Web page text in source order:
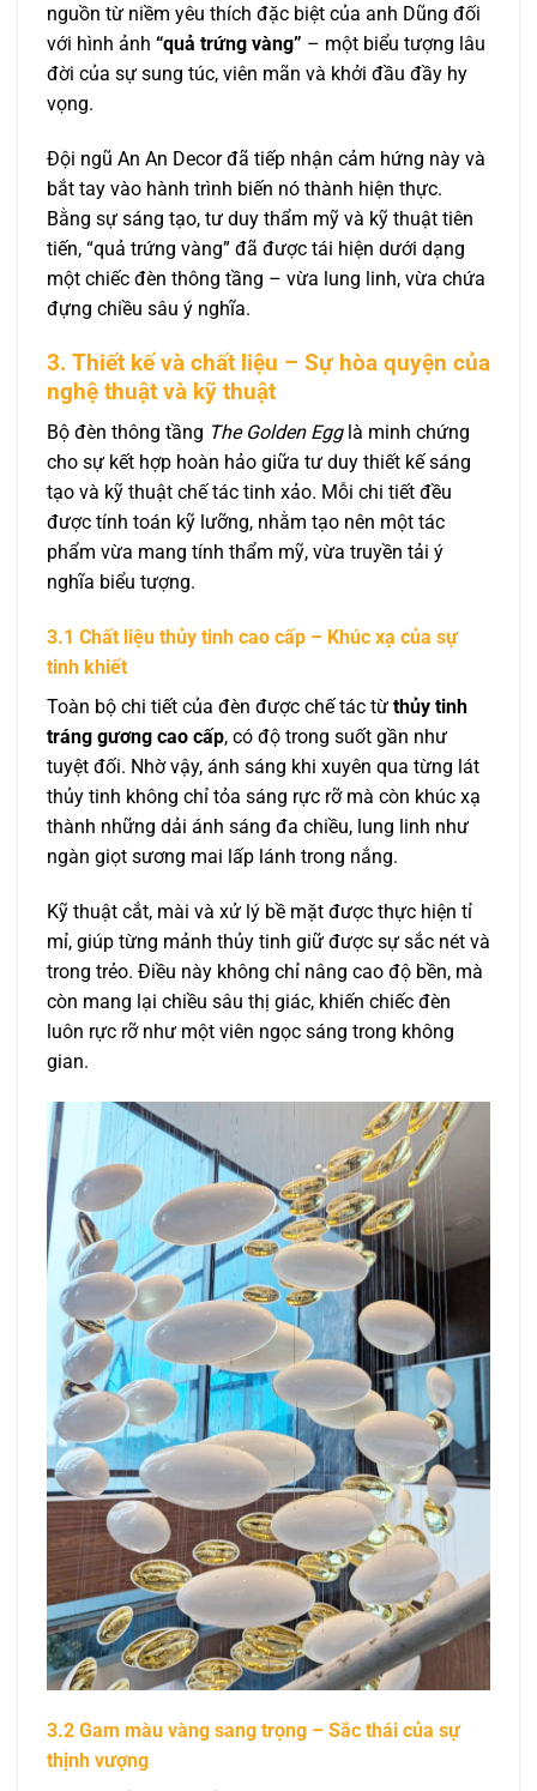
nguồn từ niềm yêu thích đặc biệt của anh Dũng đối
với hình ảnh “quả trứng vàng” – một biểu tượng lâu
đời của sự sung túc, viên mãn và khởi đầu đầy hy
vọng.
Đội ngũ An An Decor đã tiếp nhận cảm hứng này và
bắt tay vào hành trình biến nó thành hiện thực.
Bằng sự sáng tạo, tư duy thẩm mỹ và kỹ thuật tiên
tiến, “quả trứng vàng” đã được tái hiện dưới dạng
một chiếc đèn thông tầng – vừa lung linh, vừa chứa
đựng chiều sâu ý nghĩa.
3. Thiết kế và chất liệu – Sự hòa quyện của
nghệ thuật và kỹ thuật
Bộ đèn thông tầng The Golden Egglà minh chứng
cho sự kết hợp hoàn hảo giữa tư duy thiết kế sáng
tạo và kỹ thuật chế tác tinh xảo. Mỗi chi tiết đều
được tính toán kỹ lưỡng, nhằm tạo nên một tác
phẩm vừa mang tính thẩm mỹ, vừa truyền tải ý
nghĩa biểu tượng.
3.1 Chất liệu thủy tinh cao cấp – Khúc xạ của sự
tinh khiết
Toàn bộ chi tiết của đèn được chế tác từ thủy tinh
tráng gương cao cấp, có độ trong suốt gần như
tuyệt đối. Nhờ vậy, ánh sáng khi xuyên qua từng lát
thủy tinh không chỉ tỏa sáng rực rỡ mà còn khúc xạ
thành những dải ánh sáng đa chiều, lung linh như
ngàn giọt sương mai lấp lánh trong nắng.
Kỹ thuật cắt, mài và xử lý bề mặt được thực hiện tỉ
mỉ, giúp từng mảnh thủy tinh giữ được sự sắc nét và
trong trẻo. Điều này không chỉ nâng cao độ bền, mà
còn mang lại chiều sâu thị giác, khiến chiếc đèn
luôn rực rỡ như một viên ngọc sáng trong không
gian.
3.2 Gam màu vàng sang trọng – Sắc thái của sự
thịnh vượng